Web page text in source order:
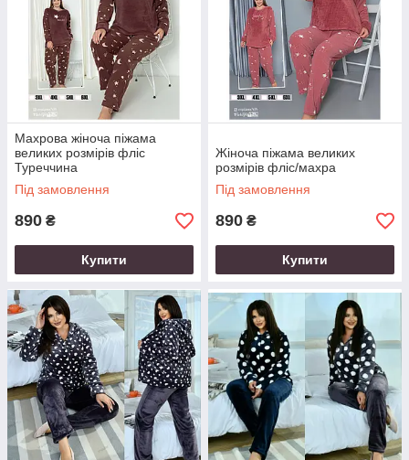
Махрова жіноча піжама
великих розмірів фліс
Туреччина
Під замовлення
890 ₴
Купити
Жіноча піжама великих
розмірів фліс/махра
Під замовлення
890 ₴
Купити